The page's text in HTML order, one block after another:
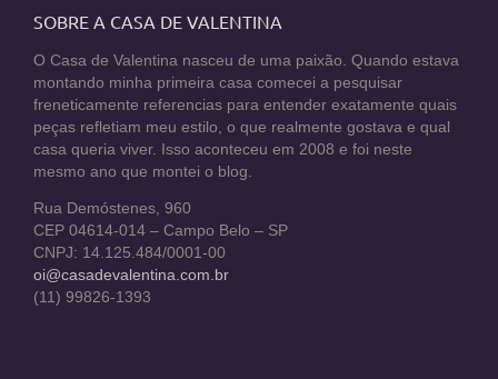
SOBRE A CASA DE VALENTINA
O Casa de Valentina nasceu de uma paixão. Quando estava
montando minha primeira casa comecei a pesquisar
freneticamente referencias para entender exatamente quais
peças refletiam meu estilo, o que realmente gostava e qual
casa queria viver. Isso aconteceu em 2008 e foi neste
mesmo ano que montei o blog.
Rua Demóstenes, 960
CEP 04614-014 – Campo Belo – SP
CNPJ: 14.125.484/0001-00
oi@casadevalentina.com.br
(11) 99826-1393